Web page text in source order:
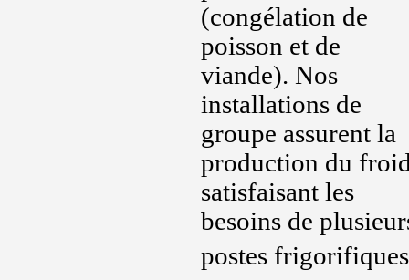
(congélation de
poisson et de
viande). Nos
installations de
groupe assurent la
production du
satisfaisant les
besoins de
postes frigorifiques